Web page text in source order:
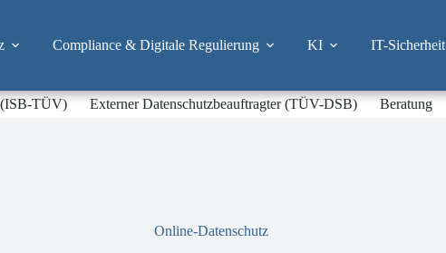
Compliance & Digitale Regulierung KI IT-Sicherheit
(ISB-TÜV) Externer Datenschutzbeauftragter (TÜV-DSB) Beratung
Online-Datenschutz